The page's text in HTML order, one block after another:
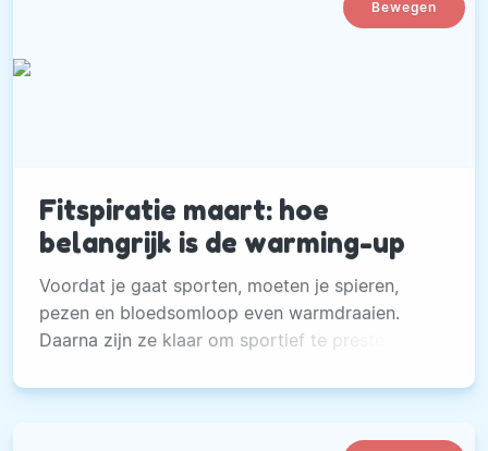
Bewegen
Fitspiratie maart: hoe
belangrijk is de warming-up
Voordat je gaat sporten, moeten je spieren,
pezen en bloedsomloop even warmdraaien.
Daarna zijn ze klaar om sportief te presteren.